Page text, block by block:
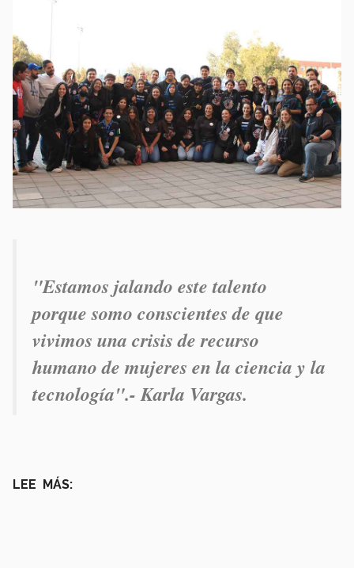
"Estamos jalando este talento
porquesomo conscientes de que
vivimos una crisis de recurso
humano de mujeres en la ciencia y la
tecnología".- Karla Vargas.
LEE MÁS: